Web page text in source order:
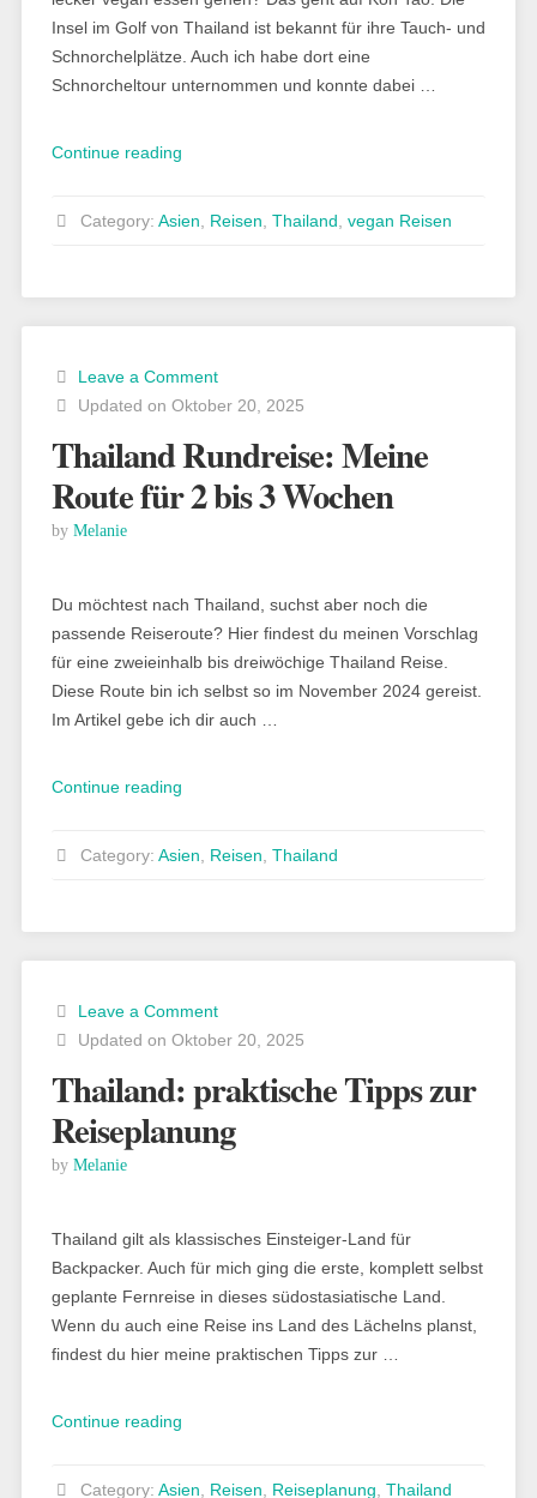
Insel im Golf von Thailand ist bekannt für ihre Tauch- und
Schnorchelplätze. Auch ich habe dort eine
Schnorcheltour unternommen und konnte dabei …
Continue reading„Vegan
und
Restaurant-
für
die
Category: Asien Reisen Thailand vegan Reisen
Leave a Comment
Updated on Oktober 20, 2025
Thailand Rundreise: Meine
Route für 2 bis 3 Wochen
by Melanie
Du möchtest nach Thailand, suchst aber noch die
passende Reiseroute? Hier findest du meinen Vorschlag
für eine zweieinhalb bis dreiwöchige Thailand Reise.
Diese Route bin ich selbst so im November 2024 gereist.
Im Artikel gebe ich dir auch …
Continue reading„Thailand
2
bis
Wochen“
Category: Asien Reisen Thailand
Leave a Comment
Updated on Oktober 20, 2025
Thailand: praktische Tipps zur
Reiseplanung
by Melanie
Thailand gilt als klassisches Einsteiger-Land für
Backpacker. Auch für mich ging die erste, komplett selbst
geplante Fernreise in dieses südostasiatische Land.
Wenn du auch eine Reise ins Land des Lächelns planst,
findest du hier meine praktischen Tipps zur …
Continue reading„Thailand:
Category: Asien Reisen Reiseplanung Thailand